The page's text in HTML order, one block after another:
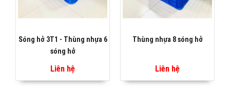
Sóng hở 3T1 - Thùng nhựa 6
sóng hở
Liên hệ
Thùng nhựa 8 sóng hở
Liên hệ